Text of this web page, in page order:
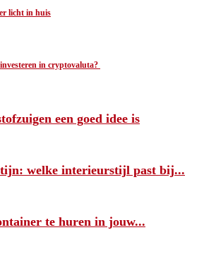
licht in huis
in cryptovaluta?
een goed idee is
welke interieurstijl past bij...
te huren in jouw...